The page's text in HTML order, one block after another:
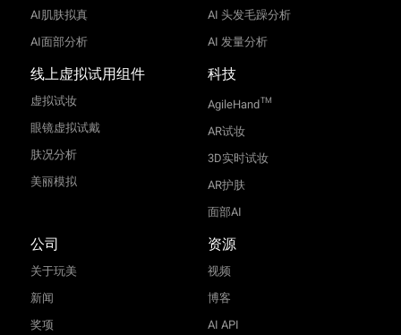
AI肌肤拟真
AI面部分析
AI 头发毛躁分析
AI 发量分析
线上虚拟试用组件
虚拟试妆
眼镜虚拟试戴
肤况分析
美丽模拟
科技
AgileHandTM
AR试妆
3D实时试妆
AR护肤
面部AI
公司
关于玩美
新闻
奖项
资源
视频
博客
AI API